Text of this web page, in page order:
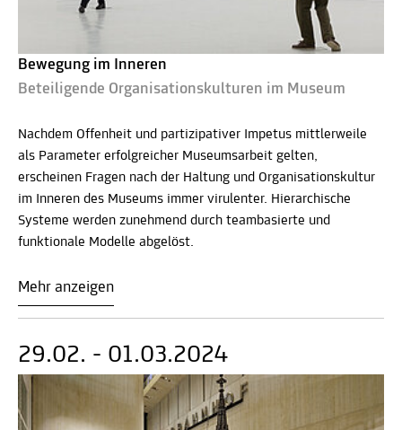
Bewegung im Inneren
Beteiligende Organisationskulturen im Museum
Nachdem Offenheit und partizipativer Impetus mittlerweile
als Parameter erfolgreicher Museumsarbeit gelten,
erscheinen Fragen nach der Haltung und Organisationskultur
im Inneren des Museums immer virulenter. Hierarchische
Systeme werden zunehmend durch teambasierte und
funktionale Modelle abgelöst.
Mehr anzeigen
29.02. - 01.03.2024